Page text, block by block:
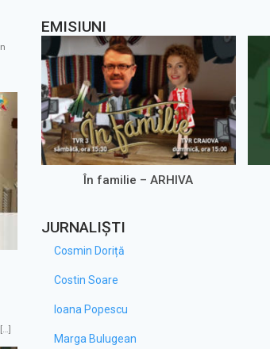
EMISIUNI
În familie – ARHIVA
JURNALIȘTI
Cosmin Doriță
Costin Soare
Ioana Popescu
Marga Bulugean